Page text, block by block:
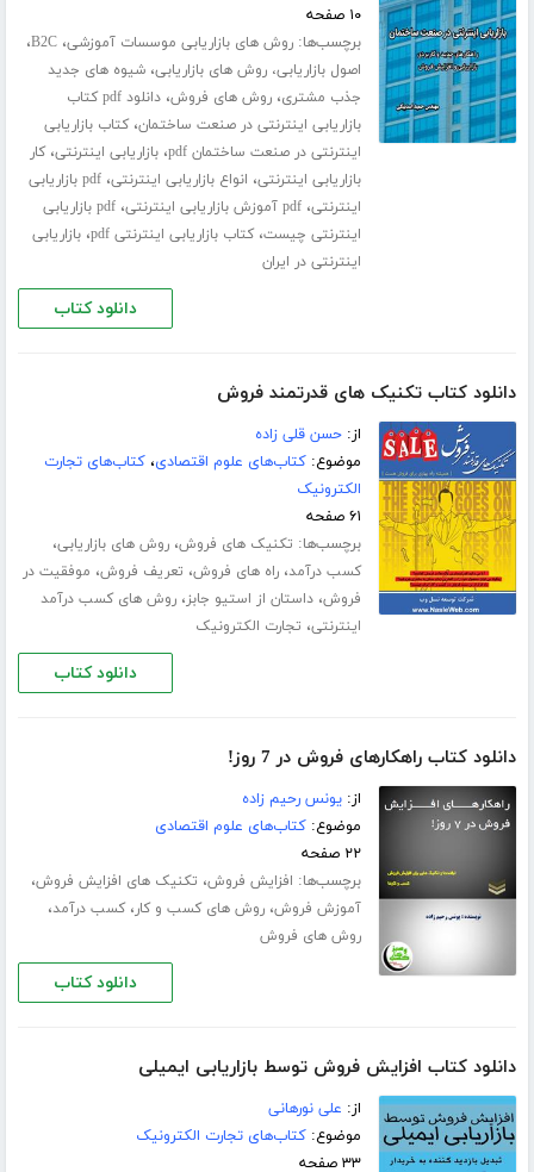
۱۰ صفحه
برچسب‌ها:روش های بازاریابی موسسات آموزشی،B2C،
اصول بازاریابی، روش های بازاریابی،شیوه های جدید
جذب مشتری،روش های فروش،
دانلود pdf کتاب
بازاریابی اینترنتی در صنعت ساختمان،کتاب بازاریابی
اینترنتی در صنعت ساختمان pdf
،بازاریابی اینترنتی،کار
بازاریابی اینترنتی، انواع بازاریابی اینترنتی،
pdf بازاریابی
اینترنتی،pdf آموزش بازاریابی اینترنتی ،
pdf بازاریابی
اینترنتی چیست،کتاب بازاریابی اینترنتی pdf ،بازاریابی
اینترنتی در ایران
دانلود کتاب
دانلود کتاب تکنیک های قدرتمند فروش
از:حسن قلی زاده
موضوع:کتاب‌های علوم اقتصادی،کتاب‌های تجارت
الکترونیک
۶۱ صفحه
برچسب‌ها: تکنیک های فروش،روش های بازاریابی،
کسب درآمد،راه های فروش، تعریف فروش، موفقیت در
فروش،داستان از استیو جابز،روش های کسب درآمد
اینترنتی، تجارت الکترونیک
دانلود کتاب
دانلود کتاب راهکارهای فروش در 7 روز!
از:یونس رحیم زاده
موضوع:کتاب‌های علوم اقتصادی
۲۲ صفحه
برچسب‌ها: افزایش فروش، تکنیک های افزایش فروش،
آموزش فروش،روش های کسب و کار،کسب درآمد،
روش های فروش
دانلود کتاب
دانلود کتاب افزایش فروش توسط بازاریابی ایمیلی
از: علی نورهانی
موضوع:کتاب‌های تجارت الکترونیک
۳۳ صفحه